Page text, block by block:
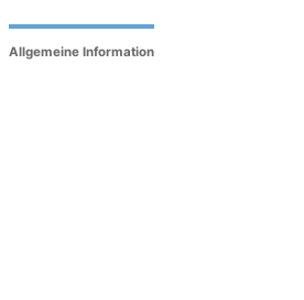
Allgemeine Information